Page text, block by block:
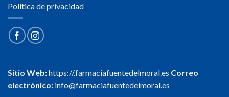
Política de privacidad
Sitio Web:https://.farmaciafuentedelmoral.es Correo
electrónico: info@farmaciafuentedelmoral.es